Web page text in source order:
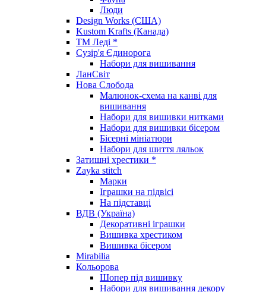
Люди
Design Works (США)
Kustom Krafts (Канада)
ТМ Леді *
Сузір'я Єдинорога
Набори для вишивання
ЛанСвіт
Нова Слобода
Малюнок-схема на канві для
вишивання
Набори для вишивки нитками
Набори для вишивки бісером
Бісерні мініатюри
Набори для шиття ляльок
Затишні хрестики *
Zayka stitch
Марки
Іграшки на підвісі
На підставці
ВДВ (Україна)
Декоративні іграшки
Вишивка хрестиком
Вишивка бісером
Mirabilia
Кольорова
Шопер під вишивку
Набори для вишивання декору